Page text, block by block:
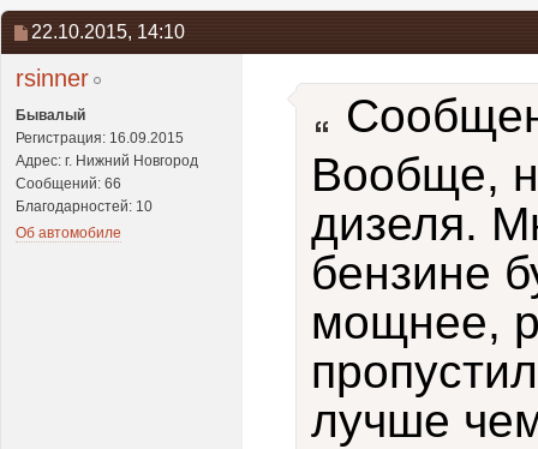
22.10.2015, 14:10
rsinner
Бывалый
Регистрация: 16.09.2015
Адрес: г. Нижний Новгород
Сообщений: 66
Благодарностей: 10
Об автомобиле
Вообще,
дизеля.
бензине
мощнее,
лучше